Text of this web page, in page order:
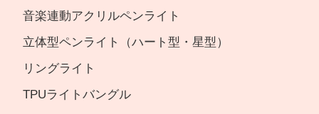
音楽連動アクリルペンライト
立体型ペンライト（ハート型・星型）
リングライト
TPUライトバングル